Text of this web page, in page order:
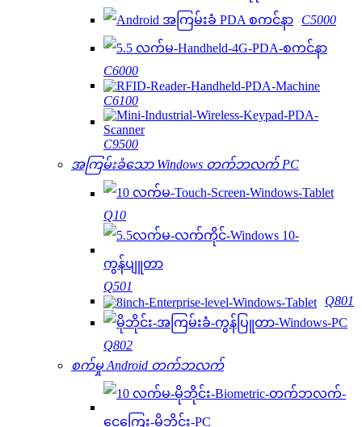
C5000
C6000
C6100
C9500
အကြမ်းခံသော Windows တက်ဘလက် PC
Q10
Q501
Q801
Q802
စက်မှု Android တက်ဘလက်